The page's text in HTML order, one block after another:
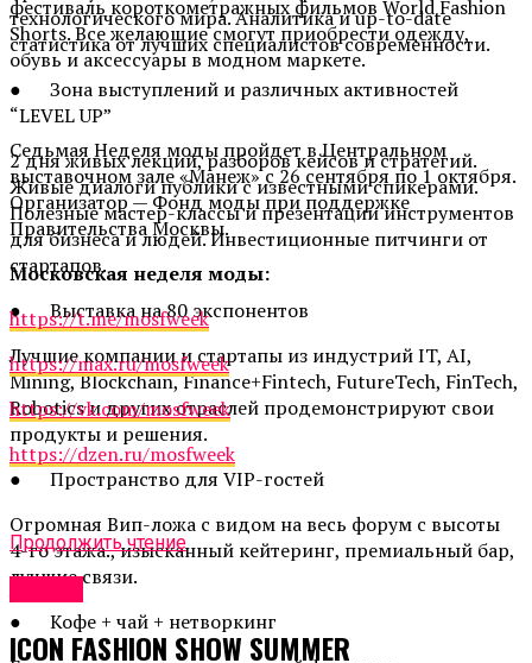
технологического мира. Аналитика и up-to-date
статистика от лучших специалистов современности.
● Зона выступлений и различных активностей
“LEVEL UP”
2 дня живых лекций, разборов кейсов и стратегий.
Живые диалоги публики с известными спикерами.
Полезные мастер-классы и презентации инструментов
для бизнеса и людей. Инвестиционные питчинги от
стартапов.
● Выставка на 80 экспонентов
Лучшие компании и стартапы из индустрий IT, AI,
Mining, Blockchain, Finance+Fintech, FutureTech, FinTech,
Robotics и других отраслей продемонстрируют свои
продукты и решения.
● Пространство для VIP-гостей
Огромная Вип-ложа с видом на весь форум с высоты
4-го этажа., изысканный кейтеринг, премиальный бар,
лучшие связи.
● Кофе + чай + нетворкинг
фестиваль короткометражных фильмов World Fashion
Shorts. Все желающие смогут приобрести одежду,
обувь и аксессуары в модном маркете.
Седьмая Неделя моды пройдет в Центральном
выставочном зале «Манеж» с 26 сентября по 1 октября.
Организатор — Фонд моды при поддержке
Правительства Москвы.
Московская неделя моды:
https://t.me/mosfweek
https://max.ru/mosfweek
https://vk.com/mosfweek
https://dzen.ru/mosfweek
Продолжить чтение
ICON FASHION SHOW SUMMER